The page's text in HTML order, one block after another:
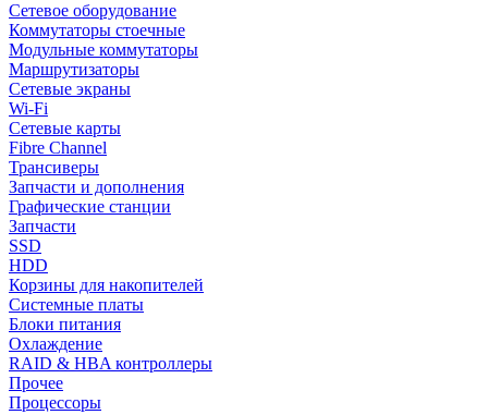
Сетевое оборудование
Коммутаторы стоечные
Модульные коммутаторы
Маршрутизаторы
Сетевые экраны
Wi-Fi
Сетевые карты
Fibre Channel
Трансиверы
Запчасти и дополнения
Графические станции
Запчасти
SSD
HDD
Корзины для накопителей
Системные платы
Блоки питания
Охлаждение
RAID & HBA контроллеры
Прочее
Процессоры